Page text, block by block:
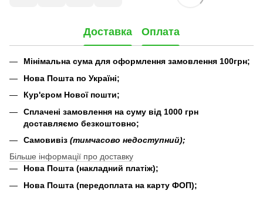
Доставка Оплата
Мінімальна сума для оформлення замовлення 100грн;
Нова Пошта по Україні;
Кур'єром Нової пошти;
Сплачені замовлення на суму від 1000 грн
доставляємо безкоштовно;
Самовивіз (тимчасово недоступний);
Більше інформації про доставку
Нова Пошта (накладний платіж);
Нова Пошта (передоплата на карту ФОП);